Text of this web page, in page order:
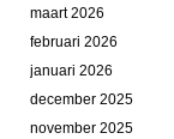
maart 2026
februari 2026
januari 2026
december 2025
november 2025